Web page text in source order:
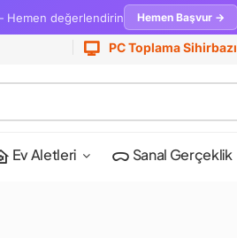
Hemen değerlendirin Hemen Başvur →
PC Toplama Sihirbazı
Ev Aletleri Sanal Gerçeklik